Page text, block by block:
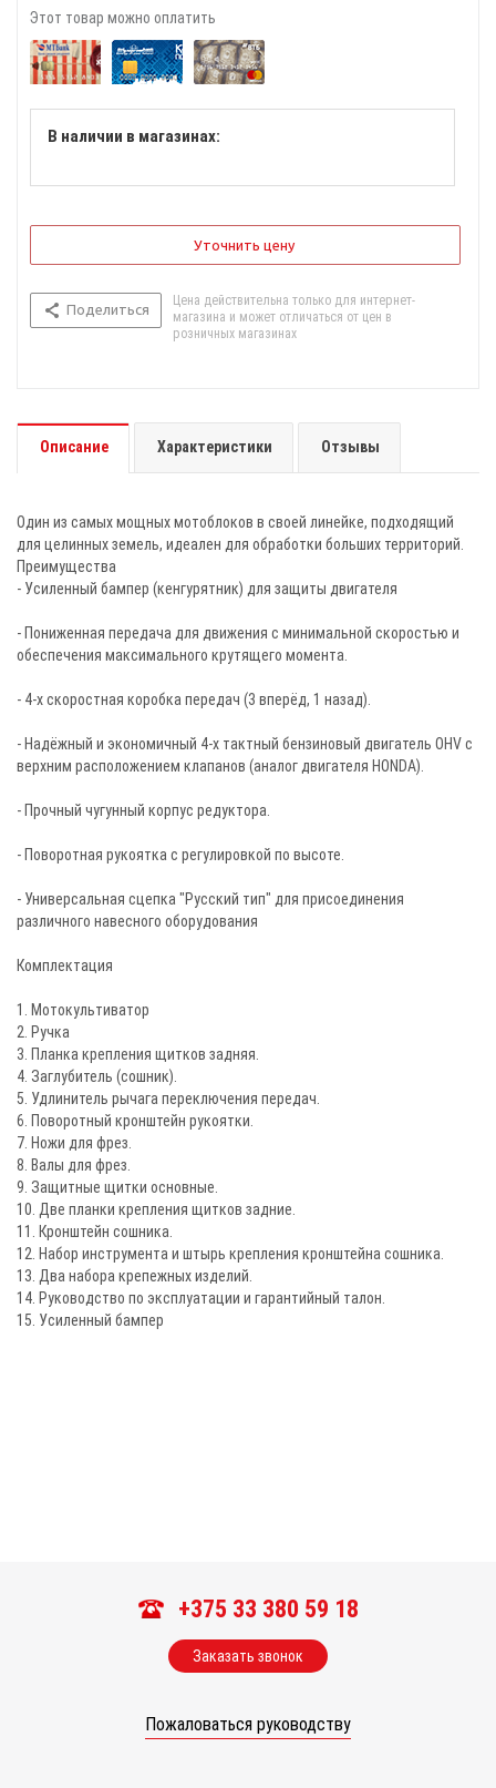
Этот товар можно оплатить
В наличии в магазинах:
Уточнить цену
Поделиться
Цена действительна только для интернет-
магазина и может отличаться от цен в
розничных магазинах
Описание Характеристики Отзывы
Один из самых мощных мотоблоков в своей линейке, подходящий
для целинных земель, идеален для обработки больших территорий.
Преимущества
- Усиленный бампер (кенгурятник) для защиты двигателя
- Пониженная передача для движения с минимальной скоростью и
обеспечения максимального крутящего момента.
- 4-х скоростная коробка передач (3 вперёд, 1 назад).
- Надёжный и экономичный 4-х тактный бензиновый двигатель OHV с
верхним расположением клапанов (аналог двигателя HONDA).
- Прочный чугунный корпус редуктора.
- Поворотная рукоятка с регулировкой по высоте.
- Универсальная сцепка "Русский тип" для присоединения
различного навесного оборудования
Комплектация
1. Мотокультиватор
2. Ручка
3. Планка крепления щитков задняя.
4. Заглубитель (сошник).
5. Удлинитель рычага переключения передач.
6. Поворотный кронштейн рукоятки.
7. Ножи для фрез.
8. Валы для фрез.
9. Защитные щитки основные.
10. Две планки крепления щитков задние.
11. Кронштейн сошника.
12. Набор инструмента и штырь крепления кронштейна сошника.
13. Два набора крепежных изделий.
14. Руководство по эксплуатации и гарантийный талон.
15. Усиленный бампер
+375 33 380 59 18
Заказать звонок
Пожаловаться руководству